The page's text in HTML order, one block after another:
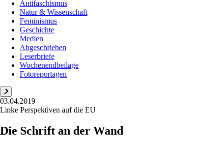
Antifaschismus
Natur & Wissenschaft
Feminismus
Geschichte
Medien
Abgeschrieben
Leserbriefe
Wochenendbeilage
Fotoreportagen
03.04.2019
Linke Perspektiven auf die EU
Die Schrift an der Wand